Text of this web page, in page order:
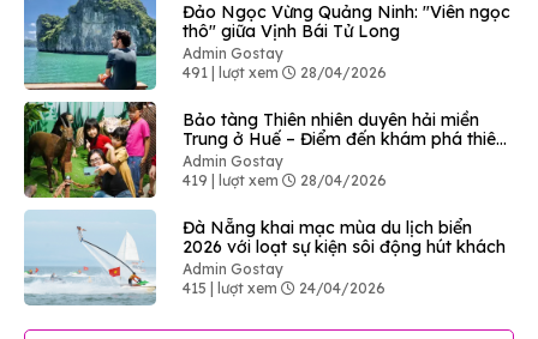
Đảo Ngọc Vừng Quảng Ninh: "Viên ngọc
thô" giữa Vịnh Bái Tử Long
Admin Gostay
491 | lượt xem
28/04/2026
Bảo tàng Thiên nhiên duyên hải miền
Trung ở Huế – Điểm đến khám phá thiên
nhiên độc đáo
Admin Gostay
419 | lượt xem
28/04/2026
Đà Nẵng khai mạc mùa du lịch biển
2026 với loạt sự kiện sôi động hút khách
Admin Gostay
415 | lượt xem
24/04/2026